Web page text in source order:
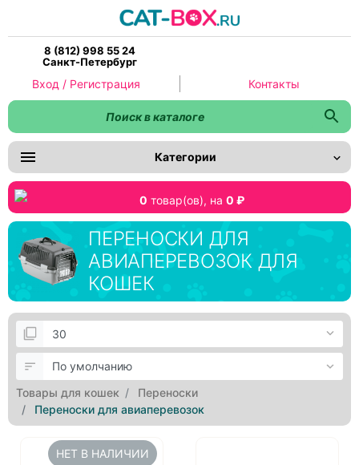
8 (812) 998 55 24
Санкт-Петербург
0 товар(ов), на 0 ₽
Категории
Вход / Регистрация Контакты
ПЕРЕНОСКИ ДЛЯ
АВИАПЕРЕВОЗОК ДЛЯ
КОШЕК
Товары для кошек
Переноски
Переноски для авиаперевозок
НЕТ В НАЛИЧИИ